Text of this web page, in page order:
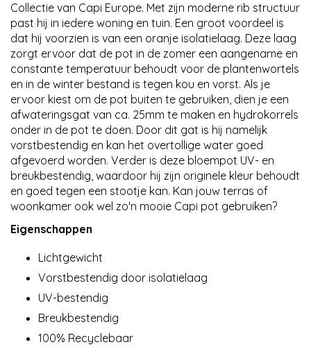
Collectie van Capi Europe. Met zijn moderne rib structuur
past hij in iedere woning en tuin. Een groot voordeel is
dat hij voorzien is van een oranje isolatielaag. Deze laag
zorgt ervoor dat de pot in de zomer een aangename en
constante temperatuur behoudt voor de plantenwortels
en in de winter bestand is tegen kou en vorst. Als je
ervoor kiest om de pot buiten te gebruiken, dien je een
afwateringsgat van ca. 25mm te maken en hydrokorrels
onder in de pot te doen. Door dit gat is hij namelijk
vorstbestendig en kan het overtollige water goed
afgevoerd worden. Verder is deze bloempot UV- en
breukbestendig, waardoor hij zijn originele kleur behoudt
en goed tegen een stootje kan. Kan jouw terras of
woonkamer ook wel zo'n mooie Capi pot gebruiken?
Eigenschappen
Lichtgewicht
Vorstbestendig door isolatielaag
UV-bestendig
Breukbestendig
100% Recyclebaar